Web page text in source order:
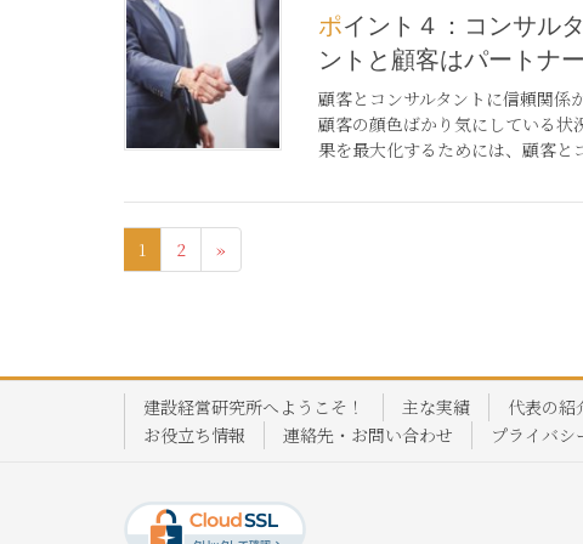
ポイント４：コンサルタ
ントと顧客はパートナー
顧客とコンサルタントに信頼関係
顧客の顔色ばかり気にしている状
果を最大化するためには、顧客
1 2 »
建設経営研究所へようこそ！ 主な実績 代表の紹
お役立ち情報
連絡先・お問い合わせ プライバシ